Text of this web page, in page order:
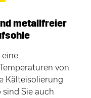
metallfreier
eine
von
Kälteisolierung
sind Sie auch